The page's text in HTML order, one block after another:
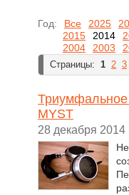
Год: Все 2025
2015
2014
2004
2003
Страницы: 1 2 3
MYST
28 декабря 2014